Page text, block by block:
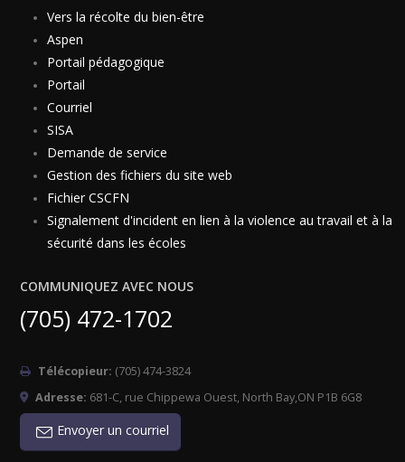
Vers la récolte du bien-être
Aspen
Portail pédagogique
Portail
Courriel
SISA
Demande de service
Gestion des fichiers du site web
Fichier CSCFN
Signalement d'incident en lien à la violence au travail et à la
sécurité dans les écoles
COMMUNIQUEZ AVEC NOUS
(705) 472-1702
Télécopieur: (705) 474-3824
Adresse: 681-C, rue Chippewa Ouest, North Bay,ON P1B 6G8
Envoyer un courriel